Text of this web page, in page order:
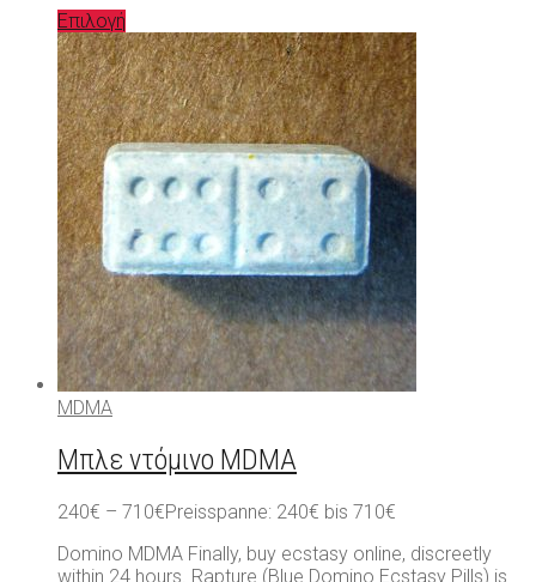
Επιλογή
MDMA
Μπλε ντόμινο MDMA
240€ – 710€Preisspanne: 240€ bis 710€
Domino MDMA Finally, buy ecstasy online, discreetly
within 24 hours. Rapture (Blue Domino Ecstasy Pills) is